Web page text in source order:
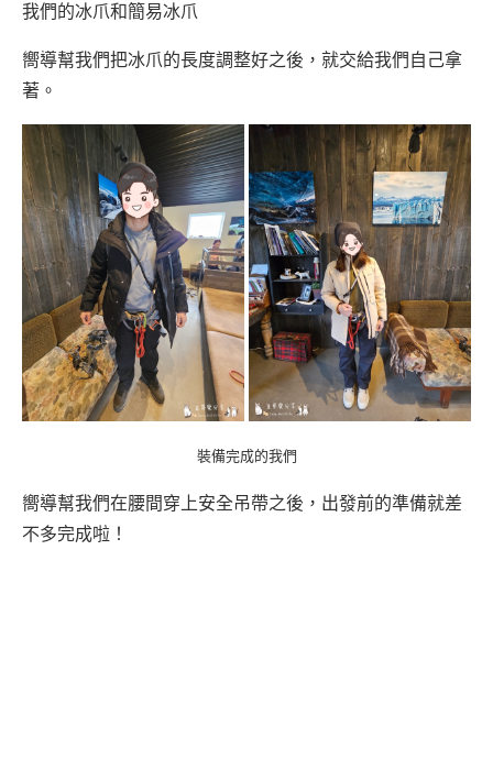
我們的冰爪和簡易冰爪
嚮導幫我們把冰爪的長度調整好之後，就交給我們自己拿
著。
裝備完成的我們
嚮導幫我們在腰間穿上安全吊帶之後，出發前的準備就差
不多完成啦！